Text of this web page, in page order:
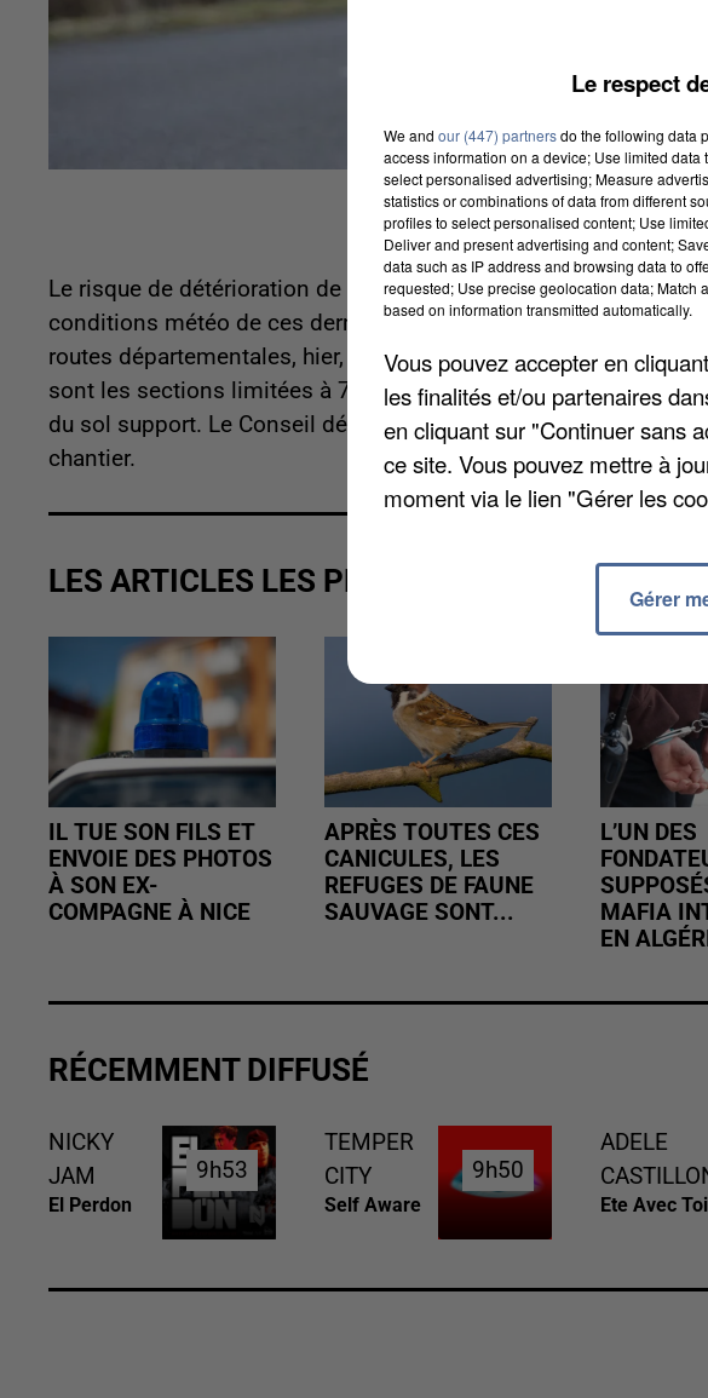
Le risque de détérioration de la chaussée est important sur
conditions météo de ces derniers jours. Par conséquent, des
routes départementales, hier, et le resteront jusqu'au 26 février
sont les sections limitées à 7,5 tonnes. Sur ces sections, le
du sol support. Le Conseil départemental rappelle au routier à
chantier.
LES ARTICLES LES PLUS VUS
IL TUE SON FILS ET
ENVOIE DES PHOTOS
À SON EX-
COMPAGNE À NICE
APRÈS TOUTES CES
CANICULES, LES
REFUGES DE FAUNE
SAUVAGE SONT...
L’UN DES
MAFIA
EN
RÉCEMMENT DIFFUSÉ
NICKY
JAM
El Perdon
9h53
9h53
TEMPER
CITY
Self Aware
9h50
9h50
ADELE
Ete Avec Toi
Le respect
We and our (447) partnersdo the following data
access information on a device; Use limited
select personalised advertising; Measure
statistics or combinations of data from different
profiles to select personalised content; Use
Deliver and present advertising and content;
data such as IP address and browsing data to
requested; Use precise geolocation data; Match
based on information transmitted automatically.
Vous pouvez accepter en
les finalités et/ou partenaires
en cliquant sur "Continuer sans
ce site. Vous pouvez mettre à
moment via le lien "Gérer les
Gérer